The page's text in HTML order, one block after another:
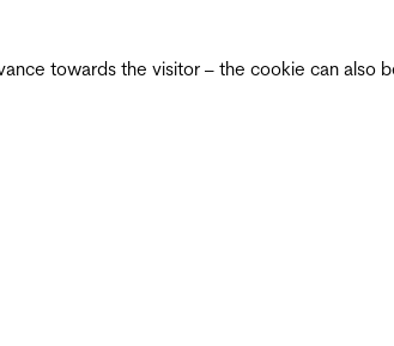
towards the visitor – the cookie can also